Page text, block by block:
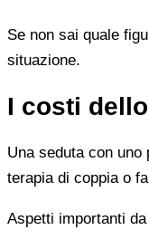
Se non sai quale
situazione.
I costi
Una seduta con
terapia di coppia o
Aspetti importanti